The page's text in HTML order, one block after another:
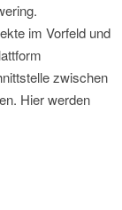
im Vorfeld und
zwischen
Hier werden